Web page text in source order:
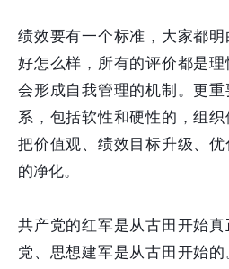
绩效要有一个标准，大家都
好怎么样，所有的评价都是
会形成自我管理的机制。更
系，包括软性和硬性的，组
把价值观、绩效目标升级、
的净化。
共产党的红军是从古田开始
党、思想建军是从古田开始